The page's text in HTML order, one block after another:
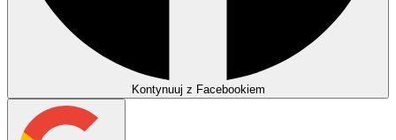
Kontynuuj z Facebookiem